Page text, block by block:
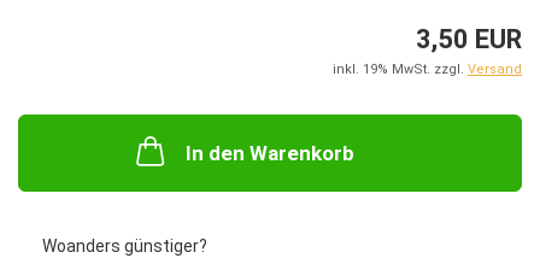
3,50 EUR
inkl. 19% MwSt. zzgl. Versand
In den Warenkorb
Woanders günstiger?